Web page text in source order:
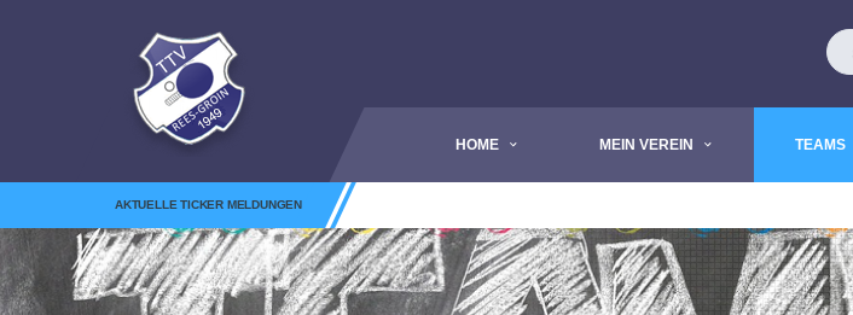
HOME MEIN VEREIN TEAMS
AKTUELLE TICKER MELDUNGEN